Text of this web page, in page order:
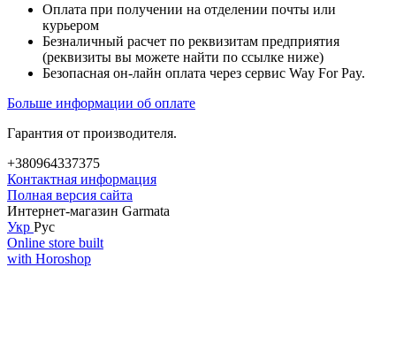
Оплата при получении на отделении почты или
курьером
Безналичный расчет по реквизитам предприятия
(реквизиты вы можете найти по ссылке ниже)
Безопасная он-лайн оплата через сервис Way For Pay.
Больше информации об оплате
Гарантия от производителя.
+380964337375
Контактная информация
Полная версия сайта
Интернет-магазин Garmata
Укр Рус
Online store built
with Horoshop